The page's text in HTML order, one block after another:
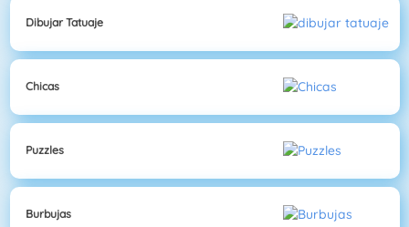
Dibujar Tatuaje
Chicas
Puzzles
Burbujas